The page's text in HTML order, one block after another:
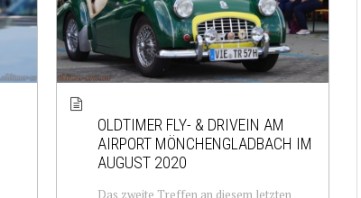
OLDTIMER FLY- & DRIVEIN AM
AIRPORT MÖNCHENGLADBACH IM
AUGUST 2020
Das zweite Treffen an diesem letzten